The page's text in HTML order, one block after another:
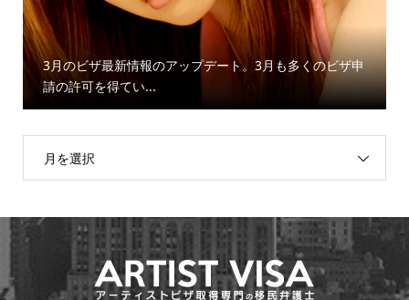
3月のビザ最新情報のアップデート。3月も多くのビザ申
請の許可を得てい...
月を選択